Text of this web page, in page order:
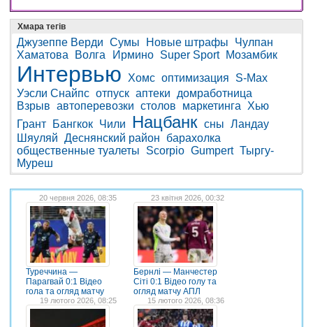
Хмара тегів
Джузеппе Верди Сумы Новые штрафы
Чулпан
Хаматова
Волга Ирмино Super Sport Мозамбик
Интервью Хомс оптимизация
S-Max
Уэсли Снайпс отпуск аптеки
домработница
Взрыв автоперевозки столов маркетинга
Хью
Грант
Бангкок Чили Нацбанк сны Ландау
Шяуляй Деснянский район
барахолка
общественные туалеты
Scorpio Gumpert Тыргу-
Муреш
20 червня 2026, 08:35
Туреччина —
Парагвай 0:1 Відео
гола та огляд матчу
23 квітня 2026, 00:32
Бернлі — Манчестер
Сіті 0:1 Відео голу та
огляд матчу АПЛ
19 лютого 2026, 08:25 15 лютого 2026, 08:36